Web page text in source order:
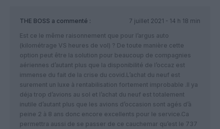
THE BOSS a commenté :
7 juillet 2021 - 14 h 18 min
Est ce le même raisonnement que pour l’argus auto
(kilométrage VS heures de vol) ? De toute manière cette
option peut être la solution pour beaucoup de compagnies
aériennes d’autant plus que la disponibilité de l’occaz est
immense du fait de la crise du covid.L’achat du neuf est
surement un luxe à rentabilisation fortement improbable .Il ya
déja trop d’avions au sol et l’achat du neuf est totalement
inutile d’autant plus que les avions d’occasion sont agés d’à
peine 2 à 8 ans donc encore excellents pour le service.Ca
permettra aussi de se passer de ce cauchemar qu’est le 737